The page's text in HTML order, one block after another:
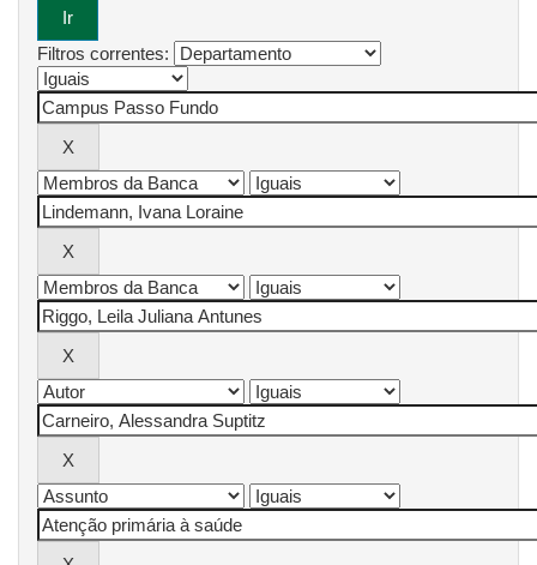
Filtros correntes: